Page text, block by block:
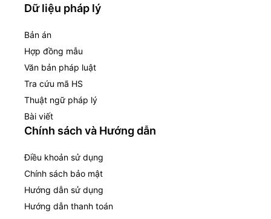
Dữ liệu pháp lý
Bản án
Hợp đồng mẫu
Văn bản pháp luật
Tra cứu mã HS
Thuật ngữ pháp lý
Bài viết
Chính sách và Hướng dẫn
Điều khoản sử dụng
Chính sách bảo mật
Hướng dẫn sử dụng
Hướng dẫn thanh toán